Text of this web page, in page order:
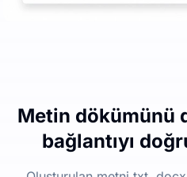
Metin dökümünü
bağlantıyı